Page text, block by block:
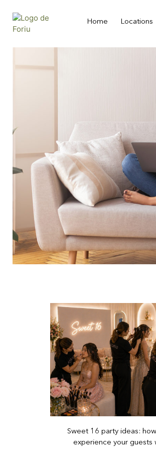
Home Locations
Sweet 16 party ideas:
experience your guests